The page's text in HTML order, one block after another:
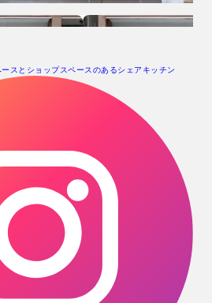
スとショップスペースのあるシェアキッチン